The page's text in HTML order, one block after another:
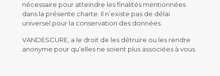
nécessaire pour atteindre les finalités mentionnées
dans la présente charte. Il n’existe pas de délai
universel pour la conservation des données.
VANDESCURE, a le droit de les détruire ou les rendre
anonyme pour qu’elles ne soient plus associées à vous.